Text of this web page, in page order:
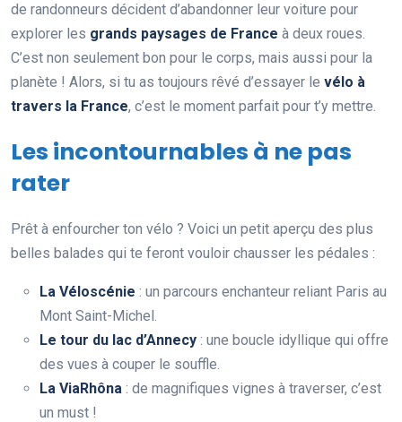
de randonneurs décident d’abandonner leur voiture pour
explorer les grands paysages de France à deux roues.
C’est non seulement bon pour le corps, mais aussi pour la
planète ! Alors, si tu as toujours rêvé d’essayer le vélo à
travers la France, c’est le moment parfait pour t’y mettre.
Les incontournables à ne pas
rater
Prêt à enfourcher ton vélo ? Voici un petit aperçu des plus
belles balades qui te feront vouloir chausser les pédales :
La Véloscénie : un parcours enchanteur reliant Paris au
Mont Saint-Michel.
Le tour du lac d’Annecy : une boucle idyllique qui offre
des vues à couper le souffle.
La ViaRhôna : de magnifiques vignes à traverser, c’est
un must !